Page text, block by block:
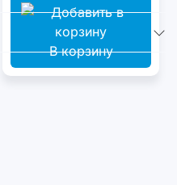
В корзину